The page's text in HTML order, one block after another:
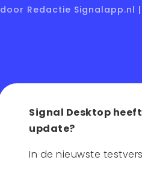
door Redactie Signalapp.nl
Signal Desktop
update?
In de nieuwste